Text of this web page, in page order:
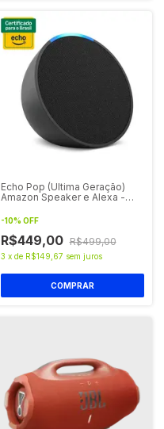
Echo Pop (Ultima Geração)
Amazon Speaker e Alexa -
-10% OFF
R$449,00 R$499,00
3 x de R$149,67 sem juros